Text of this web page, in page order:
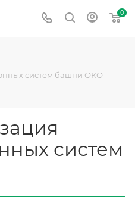
0
систем башни ОКО
систем